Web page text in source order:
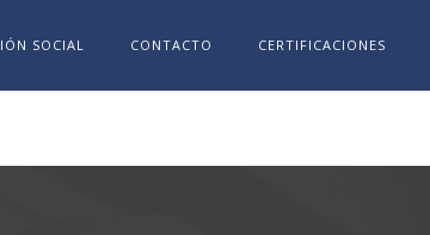
SOCIAL CONTACTO CERTIFICACIONES